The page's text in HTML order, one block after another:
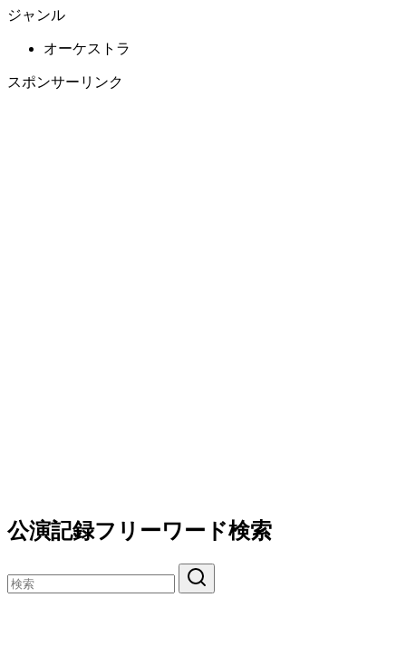
ジャンル
オーケストラ
スポンサーリンク
公演記録フリーワード検索